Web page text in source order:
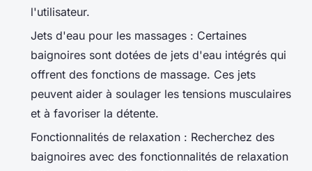
l'utilisateur.
Jets d'eau pour les massages : Certaines
baignoires sont dotées de jets d'eau intégrés qui
offrent des fonctions de massage. Ces jets
peuvent aider à soulager les tensions musculaires
et à favoriser la détente.
Fonctionnalités de relaxation : Recherchez des
baignoires avec des fonctionnalités de relaxation